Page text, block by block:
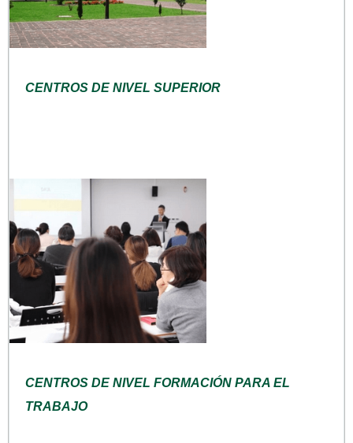
CENTROS DE NIVEL SUPERIOR
CENTROS DE NIVEL FORMACIÓN PARA EL
TRABAJO